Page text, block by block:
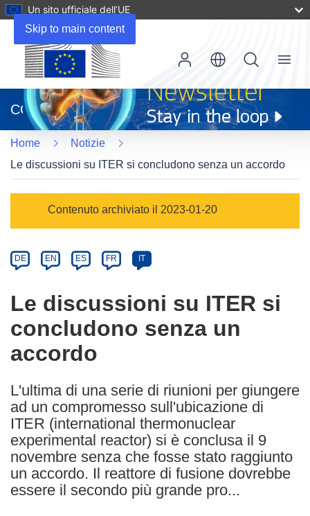
Skip to main content
Un sito ufficiale dell’UE
apre
in
una
nuova
finestra)
CORDIS
Menu
Home
Notizie
Le discussioni su ITER si concludono senza un accordo
Category
Contenuto archiviato il 2023-01-20
Article
available
the
following
languages:
DE EN ES FR IT
Le discussioni su ITER si
concludono senza un
accordo
L'ultima di una serie di riunioni per giungere
ad un compromesso sull'ubicazione di
ITER (international thermonuclear
experimental reactor) si è conclusa il 9
novembre senza che fosse stato raggiunto
un accordo. Il reattore di fusione dovrebbe
essere il secondo più grande pro...